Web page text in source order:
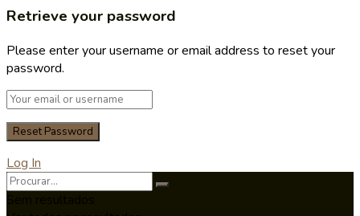
Retrieve your password
Please enter your username or email address to reset your
password.
Log In